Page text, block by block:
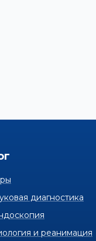
диагностика
и реанимация